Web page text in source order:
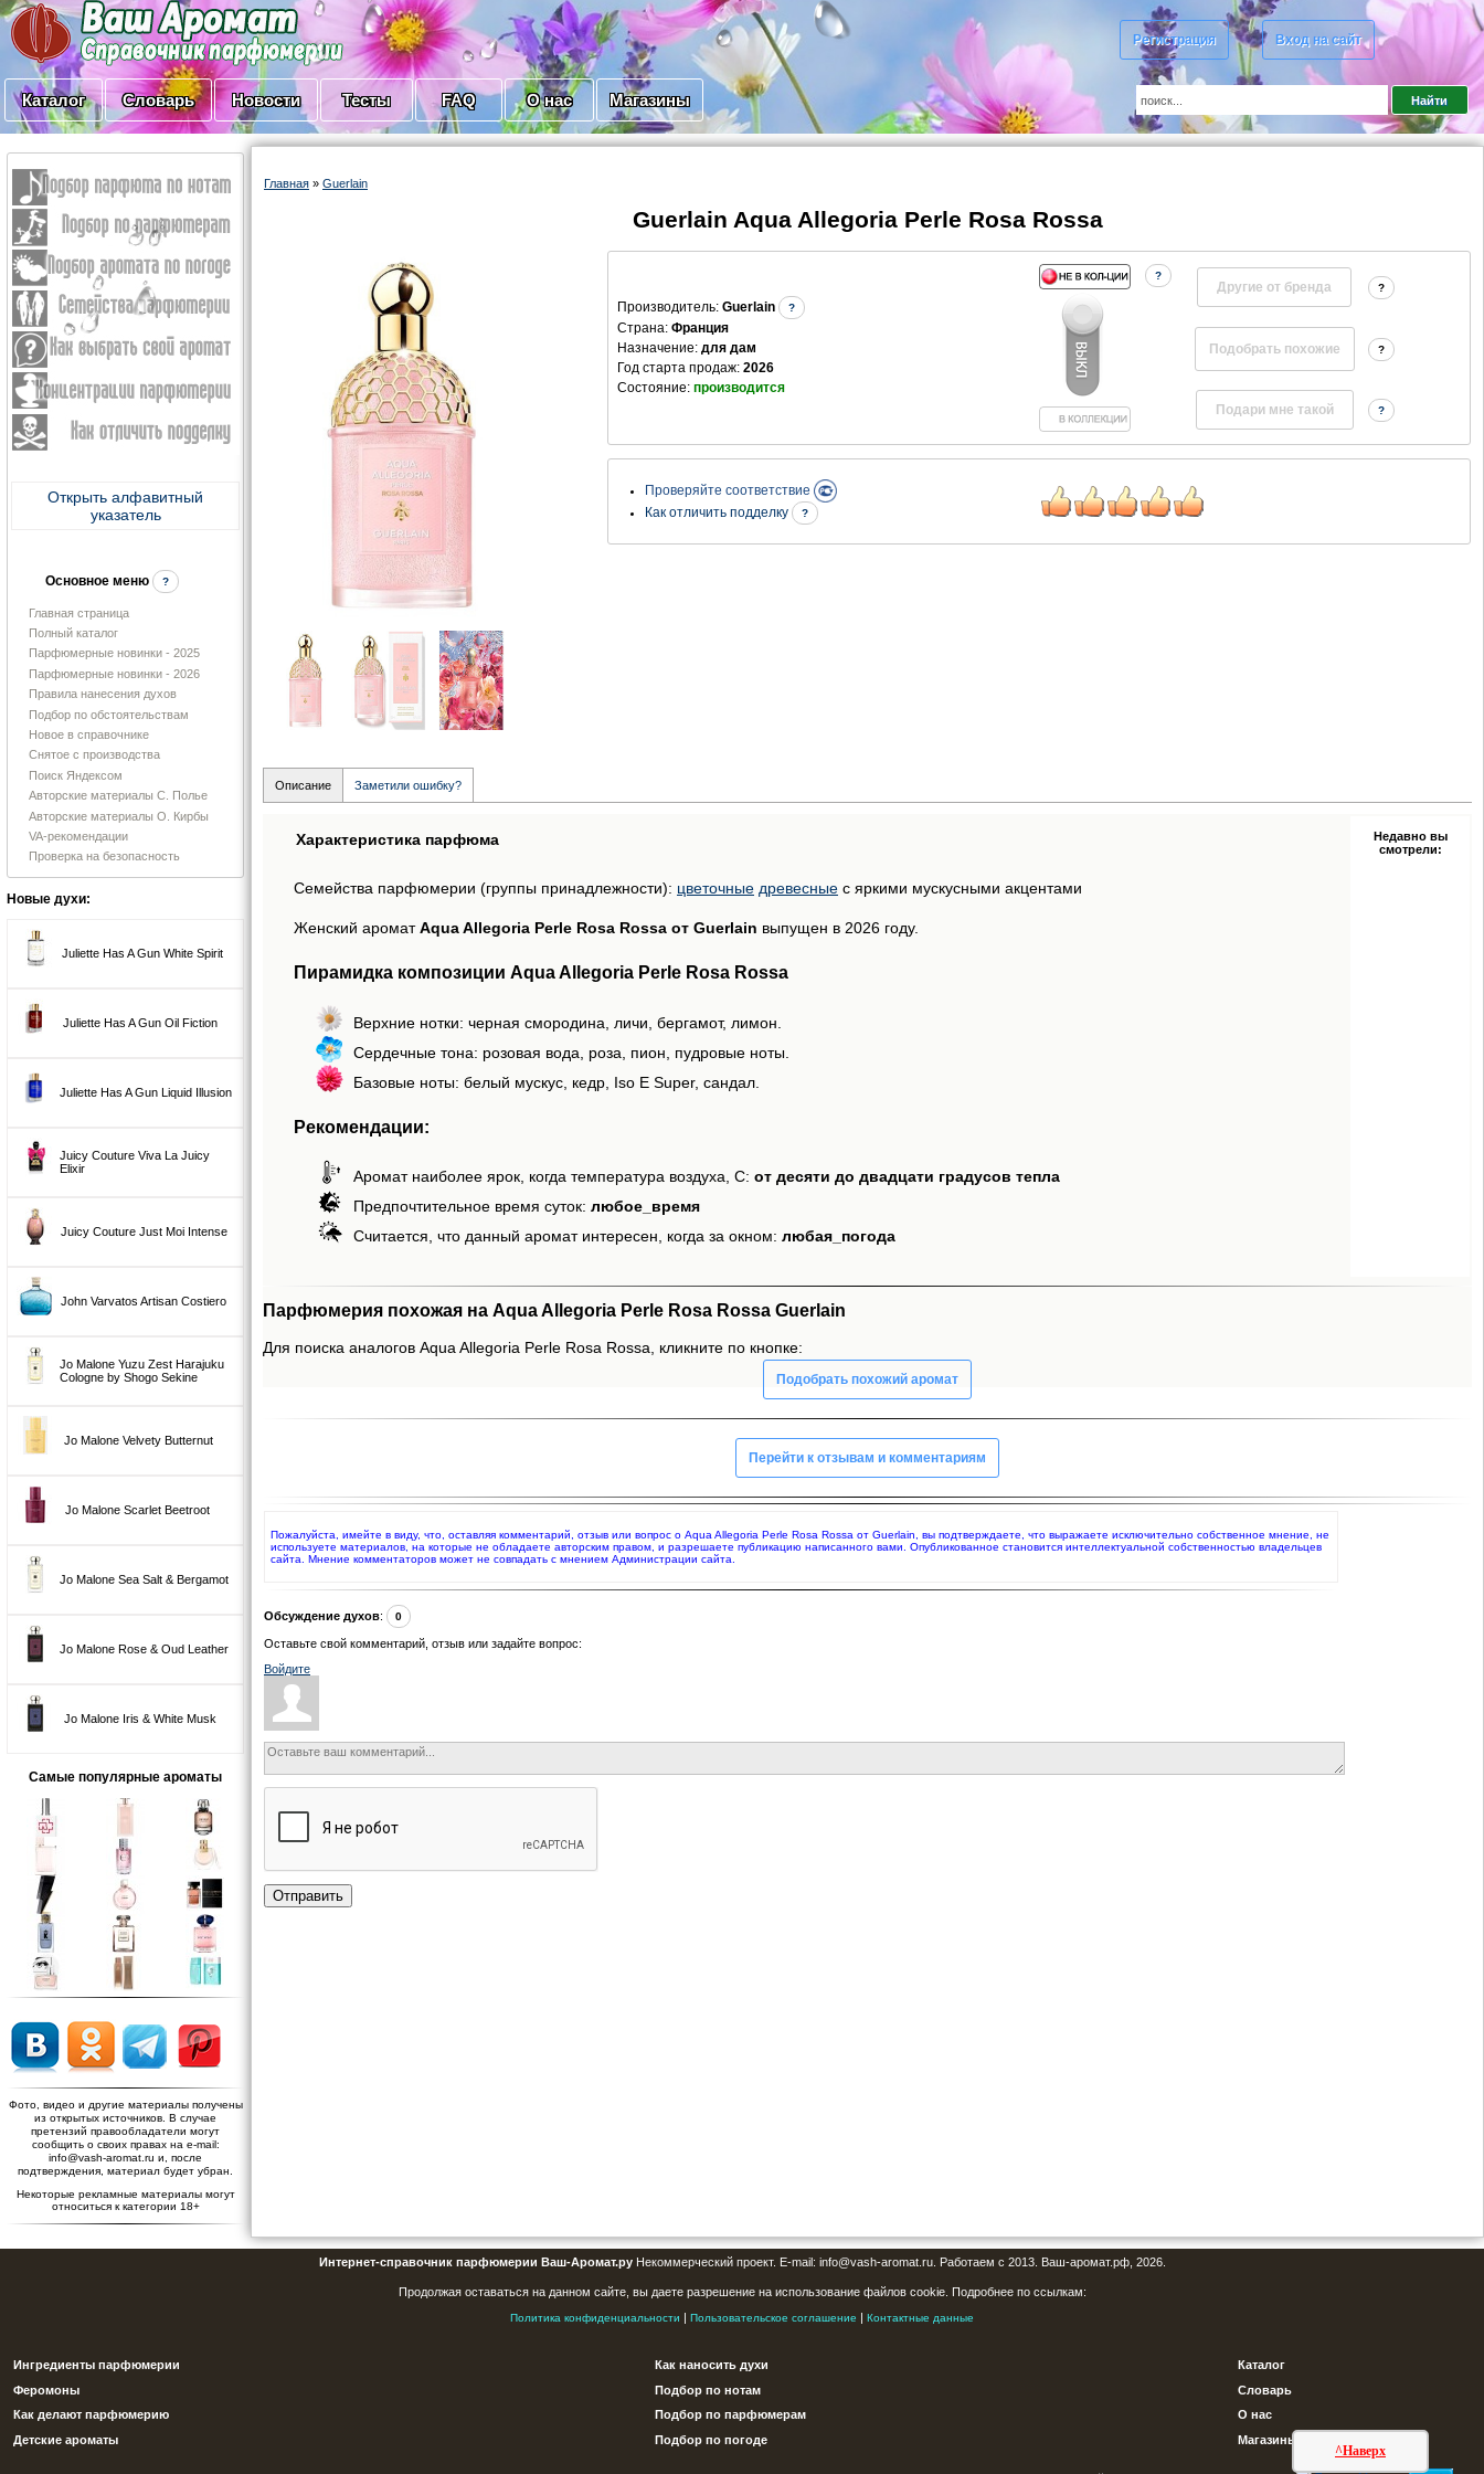
Регистрация Вход на сайт
Каталог Словарь Новости Тесты FAQ О нас Магазины
Открыть алфавитный
указатель
Основное меню ?
Главная страница
Полный каталог
Парфюмерные новинки - 2025
Парфюмерные новинки - 2026
Правила нанесения духов
Подбор по обстоятельствам
Новое в справочнике
Снятое с производства
Поиск Яндексом
Авторские материалы С. Полье
Авторские материалы О. Кирбы
VA-рекомендации
Проверка на безопасность
Новые духи:
Juliette Has A Gun White Spirit
Juliette Has A Gun Oil Fiction
Juliette Has A Gun Liquid Illusion
Juicy Couture Viva La Juicy
Elixir
Juicy Couture Just Moi Intense
John Varvatos Artisan Costiero
Jo Malone Yuzu Zest Harajuku
Cologne by Shogo Sekine
Jo Malone Velvety Butternut
Jo Malone Scarlet Beetroot
Jo Malone Sea Salt & Bergamot
Jo Malone Rose & Oud Leather
Jo Malone Iris & White Musk
Самые популярные ароматы
Фото, видео и другие материалы получены
из открытых источников. В случае
претензий правообладатели могут
сообщить о своих правах на e-mail:
info@vash-aromat.ru и, после
подтверждения, материал будет убран.
Некоторые рекламные материалы могут
относиться к категории 18+
Главная » Guerlain
Guerlain Aqua Allegoria Perle Rosa Rossa
Производитель: Guerlain ?
Страна: Франция
Назначение: для дам
Год старта продаж: 2026
Состояние: производится
?
Другие от бренда ?
?
?
Проверяйте соответствие
Как отличить подделку
?
Описание Заметили ошибку?
Характеристика парфюма
Семейства парфюмерии (группы принадлежности): цветочные древесные с яркими мускусными акцентами
Женский ароматAqua Allegoria Perle Rosa Rossa от Guerlain выпущен в 2026 году.
Пирамидка композиции Aqua Allegoria Perle Rosa Rossa
Верхние нотки: черная смородина, личи, бергамот, лимон.
Сердечные тона: розовая вода, роза, пион, пудровые ноты.
Базовые ноты: белый мускус, кедр, Iso E Super, сандал.
Рекомендации:
Аромат наиболее ярок, когда температура воздуха, С: от десяти до двадцати градусов тепла
Предпочтительное время суток: любое_время
Считается, что данный аромат интересен, когда за окном: любая_погода
Недавно вы
смотрели:
Парфюмерия похожая на Aqua Allegoria Perle Rosa Rossa Guerlain
Для поиска аналогов Aqua Allegoria Perle Rosa Rossa, кликните по кнопке:
Подобрать похожий аромат
Перейти к отзывам и комментариям
Пожалуйста, имейте в виду, что, оставляя комментарий, отзыв или вопрос о Aqua Allegoria Perle Rosa Rossa от Guerlain, вы подтверждаете, что выражаете исключительно собственное мнение, не
используете материалов, на которые не обладаете авторским правом, и разрешаете публикацию написанного вами. Опубликованное становится интеллектуальной собственностью владельцев
сайта. Мнение комментаторов может не совпадать с мнением Администрации сайта.
Обсуждение духов: 0
Оставьте свой комментарий, отзыв или задайте вопрос:
Войдите
Отправить
^Наверх
Интернет-справочник парфюмерии Ваш-Аромат.руНекоммерческий проект. E-mail: info@vash-aromat.ru. Работаем с 2013. Ваш-аромат.рф, 2026.
Продолжая оставаться на данном сайте, вы даете разрешение на использование файлов cookie. Подробнее по ссылкам:
Политика конфиденциальности | Пользовательское соглашение | Контактные данные
Ингредиенты парфюмерии
Феромоны
Как делают парфюмерию
Детские ароматы
Как наносить духи
Подбор по нотам
Подбор по парфюмерам
Подбор по погоде
Каталог
Словарь
О нас
Магазины